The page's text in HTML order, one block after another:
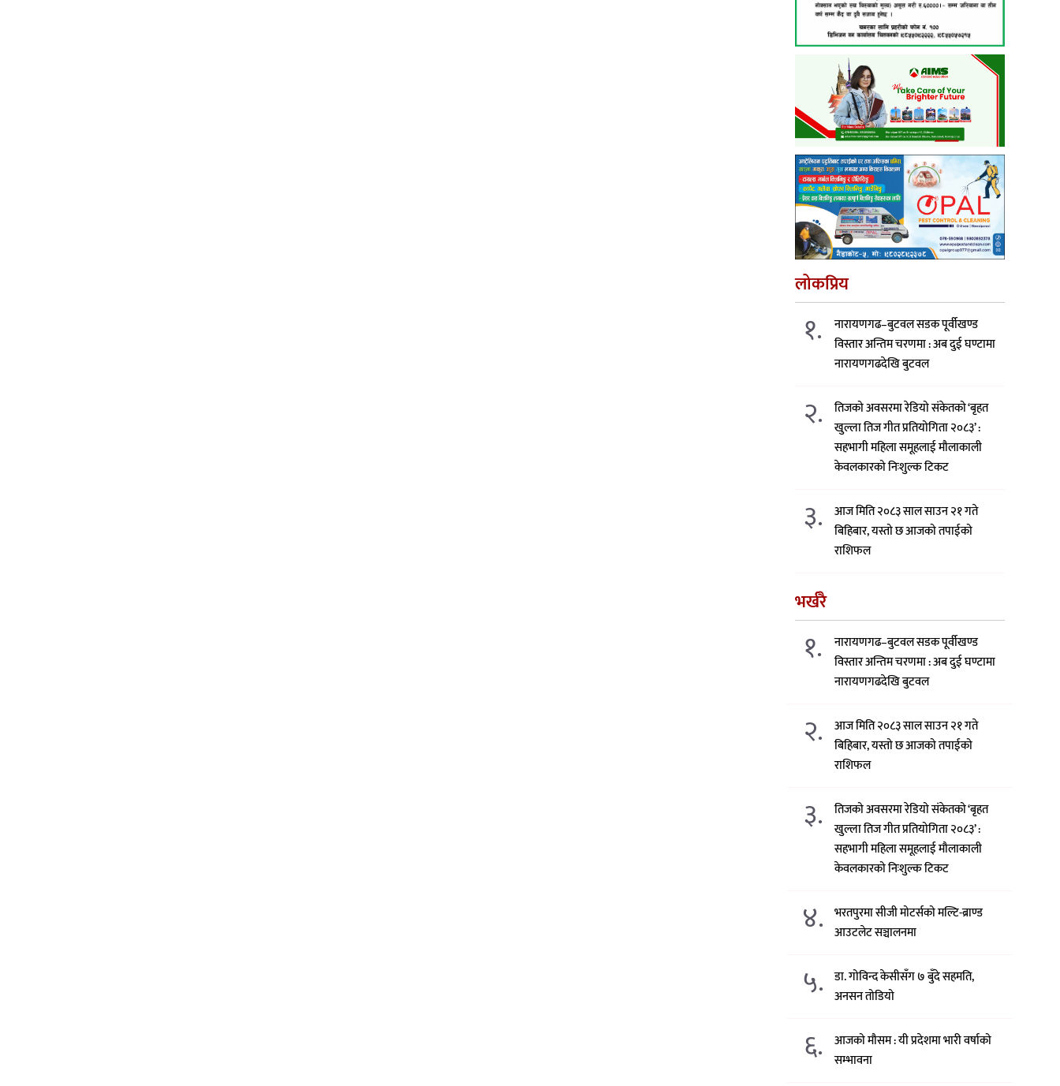
लोकप्रिय
१.
नारायणगढ–बुटवल सडक पूर्वीखण्ड
विस्तार अन्तिम चरणमा : अब दुई घण्टामा
नारायणगढदेखि बुटवल
२.
तिजको अवसरमा रेडियो संकेतको ‘बृहत
खुल्ला तिज गीत प्रतियोगिता २०८३’ :
सहभागी महिला समूहलाई मौलाकाली
केवलकारको निःशुल्क टिकट
३.
आज मिति २०८३ साल साउन २१ गते
बिहिबार, यस्तो छ आजको तपाईको
राशिफल
भर्खरै
१.
नारायणगढ–बुटवल सडक पूर्वीखण्ड
विस्तार अन्तिम चरणमा : अब दुई घण्टामा
नारायणगढदेखि बुटवल
२.
आज मिति २०८३ साल साउन २१ गते
बिहिबार, यस्तो छ आजको तपाईको
राशिफल
३.
तिजको अवसरमा रेडियो संकेतको ‘बृहत
खुल्ला तिज गीत प्रतियोगिता २०८३’ :
सहभागी महिला समूहलाई मौलाकाली
केवलकारको निःशुल्क टिकट
४.
भरतपुरमा सीजी मोटर्सको मल्टि-ब्राण्ड
आउटलेट सञ्चालनमा
५.
डा. गोविन्द केसीसँग ७ बुँदे सहमति,
अनसन तोडियो
६.
आजको मौसम : यी प्रदेशमा भारी वर्षाको
सम्भावना